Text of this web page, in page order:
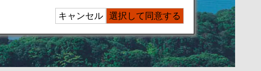
選択して同意する
キャンセル